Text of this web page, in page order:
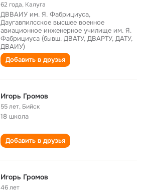
62 года, Калуга
ДВВАИУ им. Я. Фабрициуса,
Даугавпилсское высшее военное
авиационное инженерное училище им. Я.
Фабрициуса (бывш. ДВАТУ, ДВАРТУ, ДАТУ,
ДВАИУ)
Добавить в друзья
Игорь Громов
55 лет, Бийск
18 школа
Добавить в друзья
Игорь Громов
46 лет